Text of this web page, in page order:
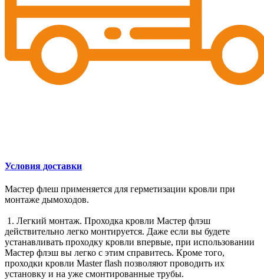
Условия доставки
Мастер флеш применяется для герметизации кровли при
монтаже дымоходов.
1. Легкий монтаж. Проходка кровли Мастер флэш
действительно легко монтируется. Даже если вы будете
устанавливать проходку кровли впервые, при использовании
Мастер флэш вы легко с этим справитесь. Кроме того,
проходки кровли Master flash позволяют проводить их
установку и на уже смонтированные трубы.